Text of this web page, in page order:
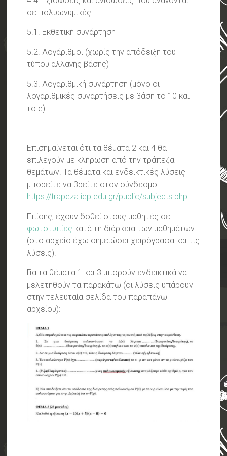
σε πολυωνυμικές.
5.1. Εκθετική συνάρτηση
5.2. Λογάριθμοι (χωρίς την απόδειξη του
τύπου αλλαγής βάσης)
5.3. Λογαριθμική συνάρτηση (μόνο οι
λογαριθμικές συναρτήσεις με βάση το 10 και
το e)
Επισημαίνεται ότι τα θέματα 2 και 4 θα
επιλεγούν με κλήρωση από την τράπεζα
θεμάτων. Τα θέματα και ενδεικτικές λύσεις
μπορείτε να βρείτε στον σύνδεσμο
https://trapeza.iep.edu.gr/public/subjects.php
Επίσης, έχουν δοθεί στους μαθητές σε
φωτοτυπίες κατά τη διάρκεια των μαθημάτων
(στο αρχείο έχω σημειώσει χειρόγραφα και τις
λύσεις).
Για τα θέματα 1 και 3 μπορούν ενδεικτικά να
μελετηθούν τα παρακάτω (οι λύσεις υπάρουν
στην τελευταία σελίδα του παραπάνω
αρχείου):